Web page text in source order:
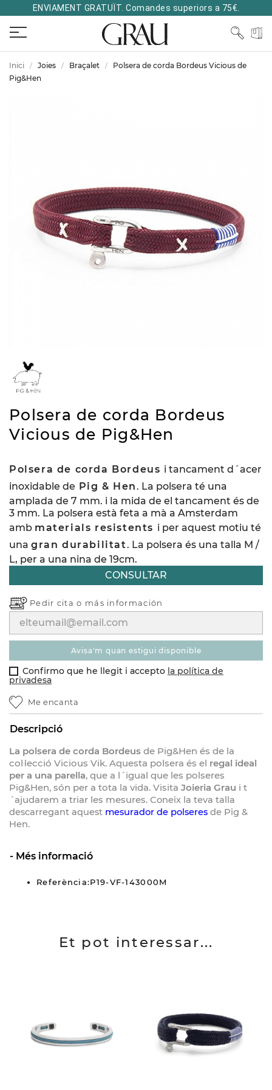
ENVIAMENT GRATUÏT. Comandes superiors a 75€.
Inici Joies Braçalet
Polsera de corda Bordeus Vicious de
Pig&Hen
Polsera de corda Bordeus
Vicious de Pig&Hen
Polsera de corda Bordeus i tancament d´acer
inoxidable de Pig & Hen. La polsera té una
amplada de 7 mm. i la mida de el tancament és de
3 mm. La polsera està feta a mà a Amsterdam
amb materials resistents i per aquest motiu té
una gran durabilitat. La polsera és una talla M /
L, per a una nina de 19cm.
CONSULTAR
Pedir cita o más información
avisa'm quan estigui disponible
Confirmo que he llegit i accepto la política de
privadesa
Me encanta
Descripció
La polsera de corda Bordeus de Pig&Hen és de la
col·lecció Vicious Vik. Aquesta polsera és el regal ideal
per a una parella, que a l´igual que les polseres
Pig&Hen, són per a tota la vida. Visita Joieria Grau i t
´ajudarem a triar les mesures. Coneix la teva talla
descarregant aquest mesurador de polseres de Pig &
Hen.
Més informació
Referència:P19-VF-143000M
Et pot interessar...